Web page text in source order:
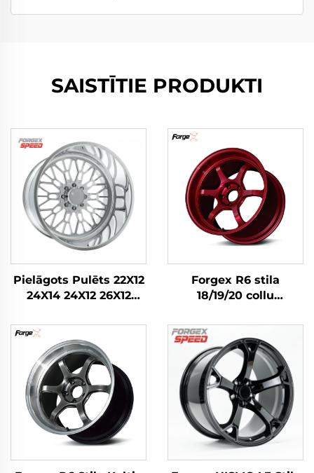
SAISTĪTIE PRODUKTI
Pielāgots Pulēts 22X12
24X14 24X12 26X12
8x180 6x139.7
Sakausējuma Kalta
Kravas Automašīnas
Riteņi Ford F-350
RAM1500 2500 Ritenis
Forgex R6 stila
18/19/20 collu
trases riteņi ar rievotu
montāžas sēdvietu
modelim Civic Type R
WRX STI M3 GR Supra
BRZ